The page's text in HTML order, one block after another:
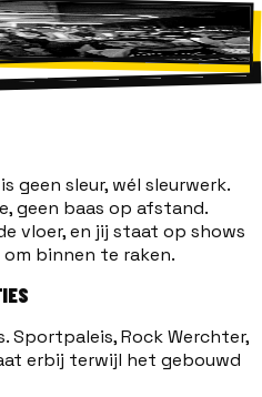
geen sleur, wél sleurwerk.
geen baas op afstand.
vloer, en jij staat op shows
binnen te raken.
Sportpaleis, Rock Werchter,
erbij terwijl het gebouwd